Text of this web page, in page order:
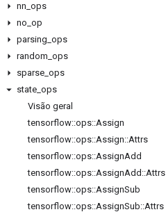
nn ops
no op
parsing ops
random ops
sparse ops
state ops
Visão geral
tensorflow::ops::Assign
tensorflow::ops::Assign::Attrs
tensorflow::ops::AssignAdd
tensorflow::ops::AssignAdd ::Attrs
tensorflow::ops::AssignSub
tensorflow::ops::AssignSub::Attrs